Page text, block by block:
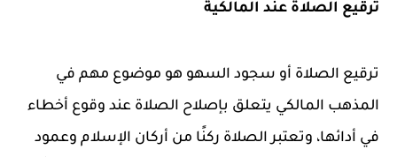
ترقيع الصلاة عند المالكية
ترقيع الصلاة أو سجود السهو هو موضوع مهم في
المذهب المالكي يتعلق بإصلاح الصلاة عند وقوع أخطاء
في أدائها، وتعتبر الصلاة ركنًا من أركان الإسلام وعمود